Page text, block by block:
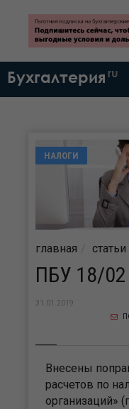
Бухгалтерия ru
НАЛОГИ
главная статьи
ПБУ 18/02
31.01.2019
Внесены
расчетов по
организаций»